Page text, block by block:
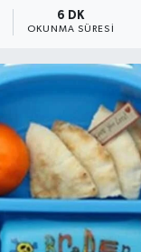
6 DK
OKUNMA SÜRESI